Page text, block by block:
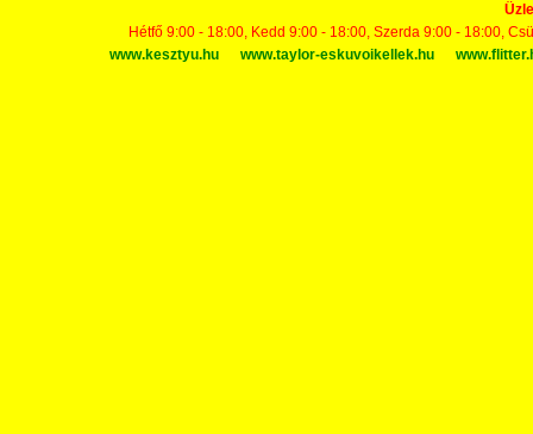
Hétfő 9:00 - 18:00, Kedd 9:00 - 18:00, Szerda 9:00 - 18:00,
www.kesztyu.hu
www.taylor-eskuvoikellek.hu